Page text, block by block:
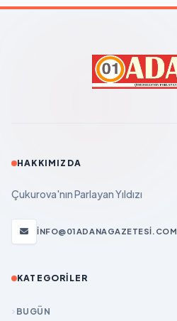
HAKKIMIZDA
Çukurova'nın Parlayan Yıldızı
INFO@01ADANAGAZETESI.COM
KATEGORILER
BUGÜN